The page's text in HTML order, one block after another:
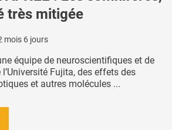
très mitigée
mois 6 jours
équipe de neuroscientifiques et de
Fujita, des effets des
et autres molécules ...